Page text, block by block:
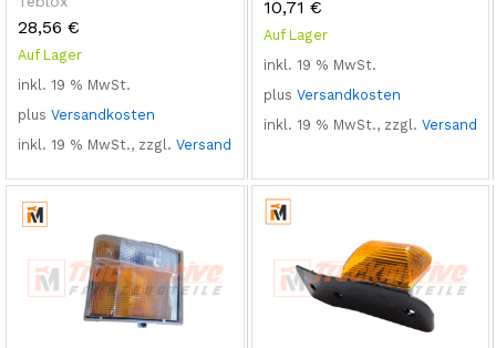
28,56 €
Auf Lager
inkl. 19 % MwSt.
plus Versandkosten
inkl. 19 % MwSt., zzgl. Versand
10,71 €
Auf Lager
inkl. 19 % MwSt.
plus Versandkosten
inkl. 19 % MwSt., zzgl. Versand